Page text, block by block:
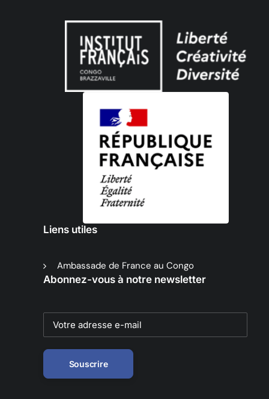
Liens utiles
Ambassade de France au Congo
Abonnez-vous à notre newsletter